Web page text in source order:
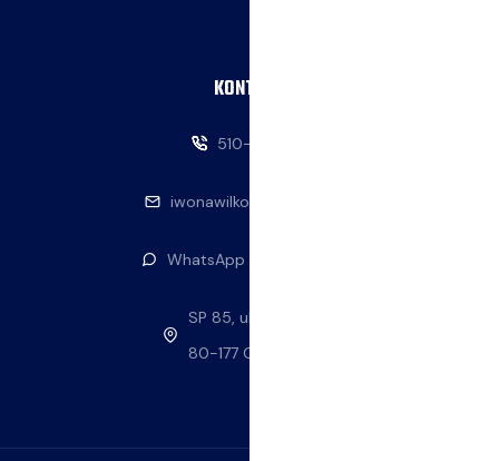
KONTAKT
510-146-069
iwonawilkowska@interia.pl
WhatsApp — napisz do nas
SP 85, ul. Stolema 59
80-177 Gdańsk